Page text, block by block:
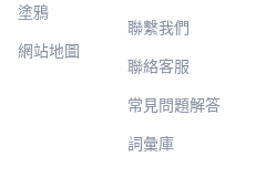
塗鴉
網站地圖
聯繫我們
聯絡客服
常見問題解答
詞彙庫